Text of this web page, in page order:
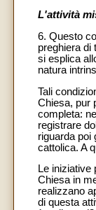
L'attività
6. Questo
preghiera di
si esplica
natura
Tali
Chiesa, pur
completa:
registrare
riguarda poi
cattolica. A
Le iniziative
Chiesa in
realizzano
di questa